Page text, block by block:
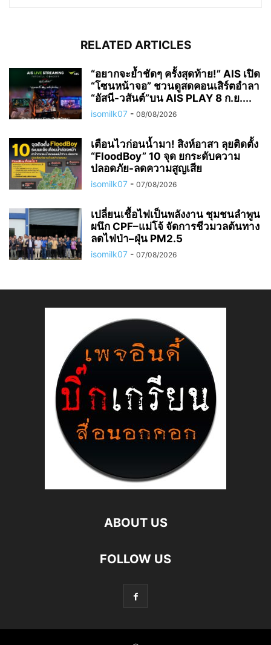
RELATED ARTICLES
“อยากจะย้ำชัดๆ ครั้งสุดท้าย!” AIS เปิด
“โซนหน้าจอ” ชวนดูสดคอนเสิร์ตอำลา
“อัสนี-วสันต์”บน AIS PLAY 8 ก.ย....
isomilk07 - 08/08/2026
เตือนไวก่อนน้ำมา! สิงห์อาสา ลุยติดตั้ง
“FloodBoy” 10 จุด ยกระดับความ
ปลอดภัย-ลดความสูญเสีย
isomilk07 - 07/08/2026
เปลี่ยนเชื้อไฟเป็นพลังงาน ชุมชนลำพูน
ผนึก CPF–แม่โจ้ จัดการชีวมวลต้นทาง
ลดไฟป่า–ฝุ่น PM2.5
isomilk07 - 07/08/2026
ABOUT US
FOLLOW US